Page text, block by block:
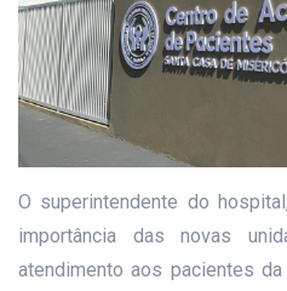
O superintendente do
importância das novas
atendimento aos pacientes da